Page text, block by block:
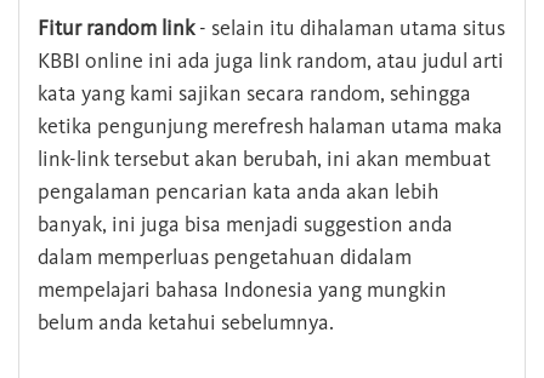
Fitur random link- selain itu dihalaman utama situs
KBBI online ini ada juga link random, atau judul arti
kata yang kami sajikan secara random, sehingga
ketika pengunjung merefresh halaman utama maka
link-link tersebut akan berubah, ini akan membuat
pengalaman pencarian kata anda akan lebih
banyak, ini juga bisa menjadi suggestion anda
dalam memperluas pengetahuan didalam
mempelajari bahasa Indonesia yang mungkin
belum anda ketahui sebelumnya.